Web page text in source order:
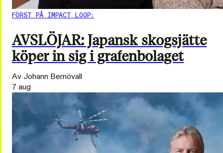
FÖRST PÅ IMPACT LOOP:
AVSLÖJAR: Japansk skogsjätte
köper in sig i grafenbolaget
Av Johann Bernövall
7 aug